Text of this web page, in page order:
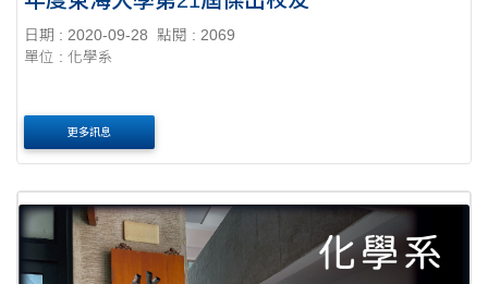
日期 : 2020-09-28
點閱 : 2069
單位 : 化學系
更多訊息